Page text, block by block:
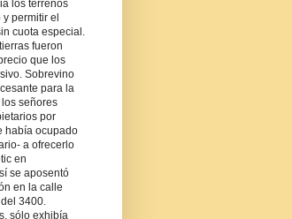
los terrenos
permitir el
cuota especial.
fueron
que los
Sobrevino
para la
señores
por
había ocupado
a ofrecerlo
en
se aposentó
en la calle
3400.
sólo exhibía